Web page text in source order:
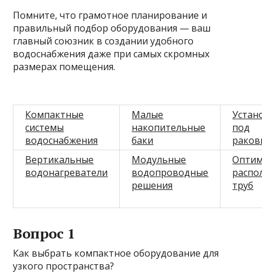
Помните, что грамотное планирование и
правильный подбор оборудования — ваш
главный союзник в создании удобного
водоснабжения даже при самых скромных
размерах помещения.
Компактные
системы
водоснабжения
Малые
накопительные
баки
под
Вертикальные
водонагреватели
Модульные
водопроводные
решения
труб
Вопрос 1
Как выбрать компактное оборудование для
узкого пространства?